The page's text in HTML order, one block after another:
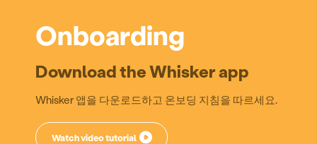
Onboarding
Download the Whisker app
Whisker 앱을 다운로드하고 온보딩 지침을 따르세요.
Watch video tutorial